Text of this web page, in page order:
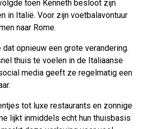
toen Kenneth besloot zijn
in Italië. Voor zijn voetbalavontuur
naar Rome.
opnieuw een grote verandering.
thuis te voelen in de Italiaanse
media geeft ze regelmatig een
tot luxe restaurants en zonnige
lijkt inmiddels echt hun thuisbasis